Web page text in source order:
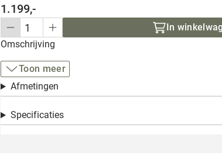
1.199,-
In
Omschrijving
Toon meer
Afmetingen
Specificaties